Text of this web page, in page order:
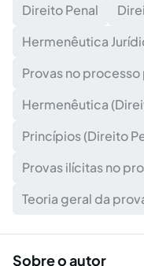
Direito Penal
Hermenêutica
Provas no processo
Hermenêutica
Princípios (Direito
Provas ilícitas no
Teoria geral da
Sobre o autor